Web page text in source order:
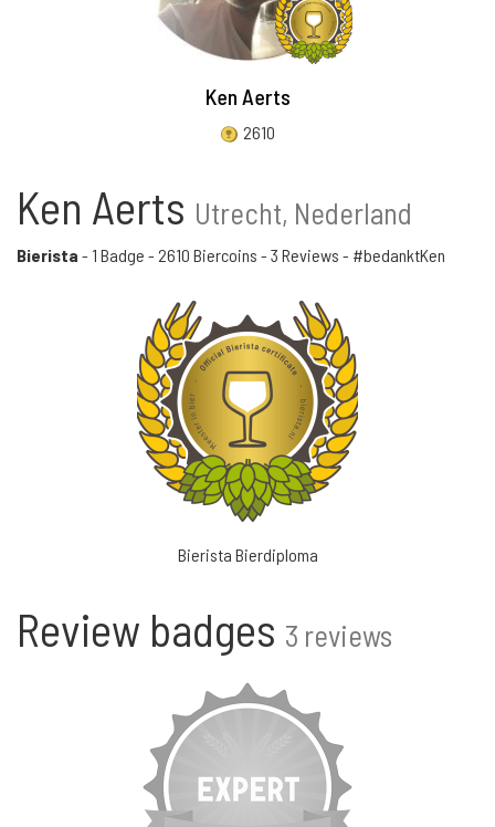
Ken Aerts
2610
Ken Aerts Utrecht, Nederland
Bierista - 1 Badge - 2610 Biercoins - 3 Reviews - #bedanktKen
Bierista Bierdiploma
Review badges 3 reviews